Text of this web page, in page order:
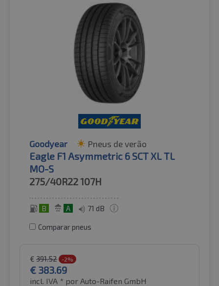
Goodyear Pneus de verão
Eagle F1 Asymmetric 6 SCT XL TL
MO-S
275/40R22107H
B A 71 dB
Comparar pneus
€ 391.52 -2%
€ 383.69
incl. IVA * por Auto-Raifen GmbH